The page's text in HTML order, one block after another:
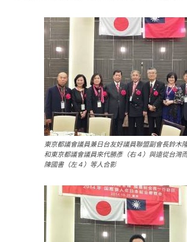
東京都議會議員兼日台友好議員聯盟副會長鈴木
和東京都議會議員來代勝彥（右４）與遠從台灣
陳國書（左４）等人合影